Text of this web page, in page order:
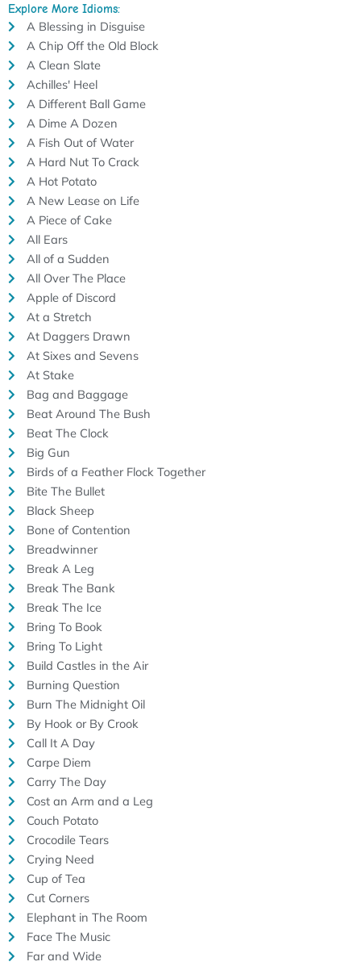
Explore More Idioms:
A Blessing in Disguise
A Chip Off the Old Block
A Clean Slate
Achilles' Heel
A Different Ball Game
A Dime A Dozen
A Fish Out of Water
A Hard Nut To Crack
A Hot Potato
A New Lease on Life
A Piece of Cake
All Ears
All of a Sudden
All Over The Place
Apple of Discord
At a Stretch
At Daggers Drawn
At Sixes and Sevens
At Stake
Bag and Baggage
Beat Around The Bush
Beat The Clock
Big Gun
Birds of a Feather Flock Together
Bite The Bullet
Black Sheep
Bone of Contention
Breadwinner
Break A Leg
Break The Bank
Break The Ice
Bring To Book
Bring To Light
Build Castles in the Air
Burning Question
Burn The Midnight Oil
By Hook or By Crook
Call It A Day
Carpe Diem
Carry The Day
Cost an Arm and a Leg
Couch Potato
Crocodile Tears
Crying Need
Cup of Tea
Cut Corners
Elephant in The Room
Face The Music
Far and Wide